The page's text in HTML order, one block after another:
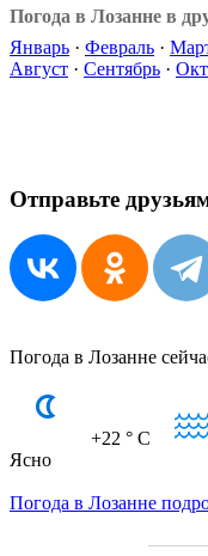
Погода в Лозанне в
Январь · Февраль ·
Август · Сентябрь ·
Отправьте
Погода в Лозанне
+22 ° C
Ясно
Погода в Лозанне